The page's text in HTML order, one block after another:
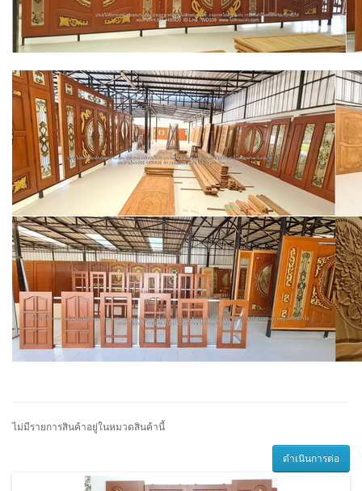
ไม่มีรายการสินค้าอยู่ในหมวดสินค้านี้
ดำเนินการต่อ